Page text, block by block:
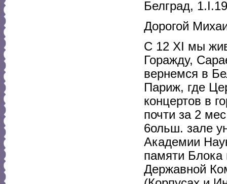
Белград,
Дорогой
С 12 XI мы
Горажду,
вернемся в
Париж, где
концертов в
почти за 2
6ольш. зале
Академии
памяти
Державной